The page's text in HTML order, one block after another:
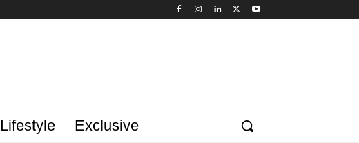
Lifestyle Exclusive